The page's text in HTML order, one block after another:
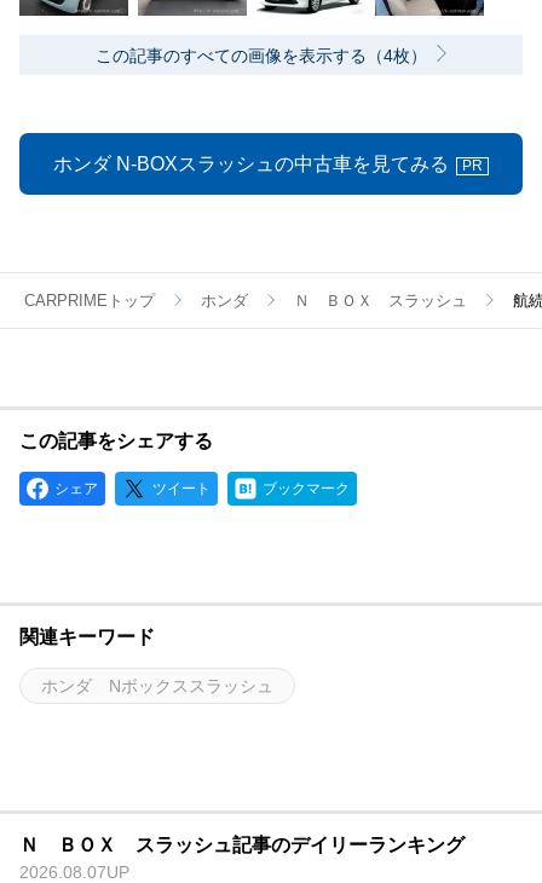
この記事のすべての画像を表示する（4枚）
ホンダ N-BOXスラッシュの中古車を見てみる PR
CARPRIMEトップ ホンダ Ｎ ＢＯＸ スラッシュ 航
この記事をシェアする
シェア ツイート ブックマーク
関連キーワード
ホンダ Nボックススラッシュ
Ｎ ＢＯＸ スラッシュ記事のデイリーランキング
2026.08.07UP